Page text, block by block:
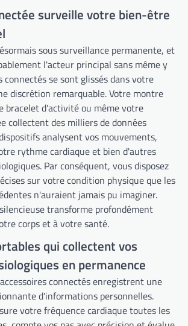
surveille votre bien-être
sous surveillance permanente, et
l'acteur principal sans même y
connectés se sont glissés dans votre
discrétion remarquable. Votre montre
bracelet d'activité ou même votre
collectent des milliers de données
analysent vos mouvements,
rythme cardiaque et bien d'autres
Par conséquent, vous disposez
sur votre condition physique que les
n'auraient jamais pu imaginer.
transforme profondément
corps et à votre santé.
qui collectent vos
en permanence
connectés enregistrent une
d'informations personnelles.
votre fréquence cardiaque toutes les